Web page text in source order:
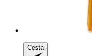
Cesta